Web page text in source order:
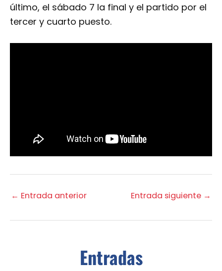
último, el sábado 7 la final y el partido por el
tercer y cuarto puesto.
← Entrada anterior Entrada siguiente →
Entradas